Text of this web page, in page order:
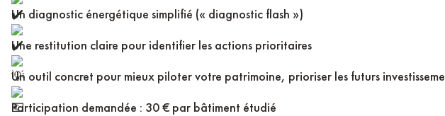
Un diagnostic énergétique simplifié (« diagnostic flash »)
Une restitution claire pour identifier les actions prioritaires
Un outil concret pour mieux piloter votre patrimoine, prioriser les futurs
Participation demandée : 30 € par bâtiment étudié